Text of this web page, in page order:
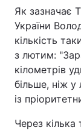
Як зазначає
України
кількість
з лютим:
кілометрів
більше, ніж
із
Через кілька